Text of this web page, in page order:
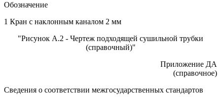
Обозначение
1 Кран с наклонным каналом 2 мм
"Рисунок А.2 - Чертеж подходящей сушильной трубки
(справочный)"
Приложение ДА
(справочное)
Сведения о соответствии межгосударственных стандартов